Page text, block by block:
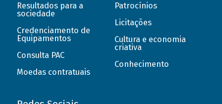
Resultados para a
sociedade
Credenciamento de
Equipamentos
Consulta PAC
Moedas contratuais
Patrocínios
Licitações
Cultura e economia
criativa
Conhecimento